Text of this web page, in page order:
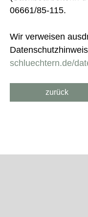
06661/85-115.
Wir verweisen
schluechtern.de/
zurück